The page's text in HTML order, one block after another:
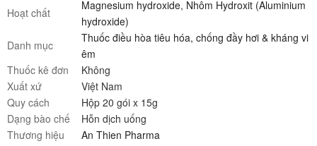
Hoạt chất
Magnesium hydroxide, Nhôm Hydroxit (Aluminium
hydroxide)
Danh mục
Thuốc điều hòa tiêu hóa, chống đầy hơi & kháng vi
êm
Thuốc kê đơn
Không
Xuất xứ
Việt Nam
Quy cách
Hộp 20 gói x 15g
Dạng bào chế
Hỗn dịch uống
Thương hiệu
An Thien Pharma